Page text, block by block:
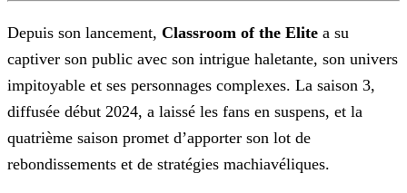
Depuis son lancement, Classroom of the Elite a su
captiver son public avec son intrigue haletante, son univers
impitoyable et ses personnages complexes. La saison 3,
diffusée début 2024, a laissé les fans en suspens, et la
quatrième saison promet d’apporter son lot de
rebondissements et de stratégies machiavéliques.